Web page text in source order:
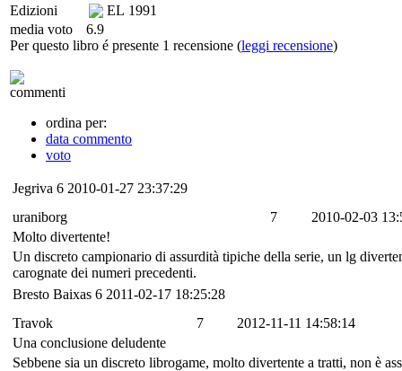
Edizioni
EL 1991
media voto
6.9
Per questo libro é presente 1 recensione (leggi recensione)
commenti
ordina per:
data commento
voto
Jegriva 6 2010-01-27 23:37:29
uraniborg
7
2010-02-03
Molto divertente!
Un discreto campionario di assurdità tipiche della serie, un lg
carognate dei numeri precedenti.
Bresto Baixas 6 2011-02-17 18:25:28
Travok
7
2012-11-11 14:58:14
Una conclusione deludente
Sebbene sia un discreto librogame, molto divertente a tratti, non è